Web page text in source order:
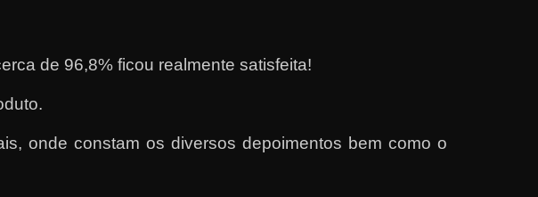
de 96,8% ficou realmente satisfeita!
onde constam os diversos depoimentos bem como o